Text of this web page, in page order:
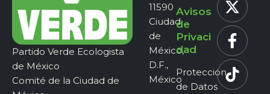
Partido Verde Ecologista
de México
Comité de la Ciudad de
11590
Ciudad
de
México,
D.F.,
México
Avisos
de
Privaci
dad
Protección
de Datos